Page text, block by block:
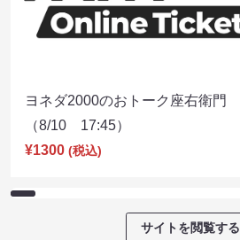
ヨネダ2000のおトーク座右衛門
（8/10 17:45）
¥1300 (税込)
サイトを閲覧する